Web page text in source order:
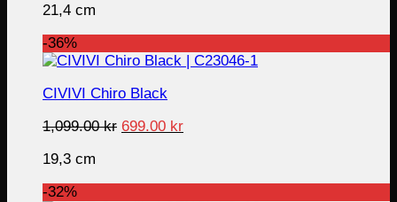
21,4 cm
-36%
CIVIVI Chiro Black
1,099.00kr Original
699.00 krCurrent
19,3 cm
-32%